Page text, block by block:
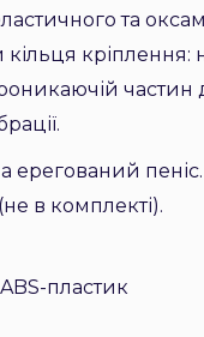
та
кільця
частин
ерегований
в комплекті).
пластик